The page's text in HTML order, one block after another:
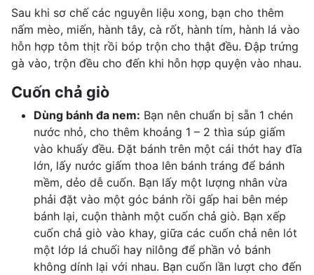
Sau khi sơ chế các nguyên liệu xong, bạn cho thêm
nấm mèo, miến, hành tây, cà rốt, hành tím, hành lá vào
hỗn hợp tôm thịt rồi bóp trộn cho thật đều. Đập trứng
gà vào, trộn đều cho đến khi hỗn hợp quyện vào nhau.
Cuốn chả giò
Dùng bánh đa nem: Bạn nên chuẩn bị sẵn 1 chén
nước nhỏ, cho thêm khoảng 1 – 2 thìa súp giấm
vào khuấy đều. Đặt bánh trên một cái thớt hay đĩa
lớn, lấy nước giấm thoa lên bánh tráng để bánh
mềm, dẻo dễ cuốn. Bạn lấy một lượng nhân vừa
phải đặt vào một góc bánh rồi gấp hai bên mép
bánh lại, cuộn thành một cuốn chả giò. Bạn xếp
cuốn chả giò vào khay, giữa các cuốn chả nên lót
một lớp lá chuối hay nilông để phần vỏ bánh
không dính lại với nhau. Bạn cuốn lần lượt cho đến